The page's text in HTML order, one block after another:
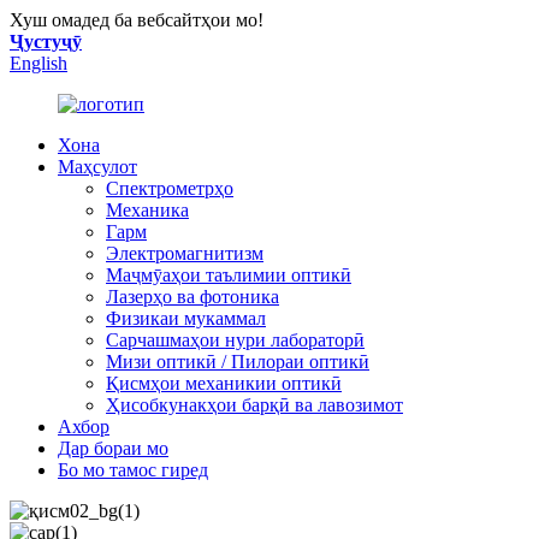
Хуш омадед ба вебсайтҳои мо!
Ҷустуҷӯ
English
Хона
Маҳсулот
Спектрометрҳо
Механика
Гарм
Электромагнитизм
Маҷмӯаҳои таълимии оптикӣ
Лазерҳо ва фотоника
Физикаи мукаммал
Сарчашмаҳои нури лабораторӣ
Мизи оптикӣ / Пилораи оптикӣ
Қисмҳои механикии оптикӣ
Ҳисобкунакҳои барқӣ ва лавозимот
Ахбор
Дар бораи мо
Бо мо тамос гиред